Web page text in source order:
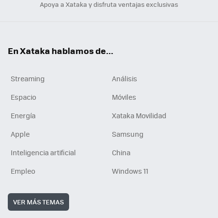
Apoya a Xataka y disfruta ventajas exclusivas
En Xataka hablamos de...
Streaming
Análisis
Espacio
Móviles
Energía
Xataka Movilidad
Apple
Samsung
Inteligencia artificial
China
Empleo
Windows 11
VER MÁS TEMAS